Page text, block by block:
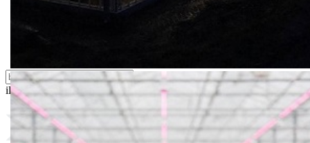
Sredstva za zaštitu biljaka
ili probajte naprednu: pretragu